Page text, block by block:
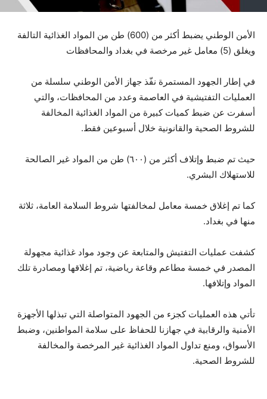
الأمن الوطني يضبط أكثر من (600) طن من المواد الغذائية التالفة
ويغلق (5) معامل غير مرخصة في بغداد والمحافظات
في إطار الجهود المستمرة نفّذ جهاز الأمن الوطني سلسلة من
العمليات التفتيشية في العاصمة وعدد من المحافظات، والتي
أسفرت عن ضبط كميات كبيرة من المواد الغذائية المخالفة
للشروط الصحية والقانونية خلال أسبوعين فقط.
حيث تم ضبط وإتلاف أكثر من (٦٠٠) طن من المواد غير الصالحة
للاستهلاك البشري.
⁠كما تم إغلاق خمسة معامل لمخالفتها شروط السلامة العامة، ثلاثة
منها في بغداد.
كشفت عمليات التفتيش والمتابعة عن وجود مواد غذائية مجهولة
المصدر في خمسة مطاعم وقاعة رياضية، تم إغلاقها ومصادرة تلك
المواد وإتلافها.
تأتي هذه العمليات كجزء من الجهود المتواصلة التي تبذلها الأجهزة
الأمنية والرقابية في جهازنا للحفاظ على سلامة المواطنين، وضبط
الأسواق، ومنع تداول المواد الغذائية غير المرخصة والمخالفة
للشروط الصحية.